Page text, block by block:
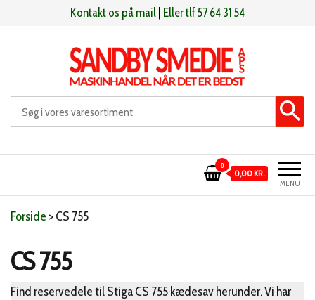
Kontakt os på mail Eller tlf 57 64 31 54
Sandby smeden Maskinhandel når det er bedst
MENU
0
0,00 KR.
Forside >CS 755
CS 755
Find reservedele til Stiga CS 755 kædesav herunder. Vi har